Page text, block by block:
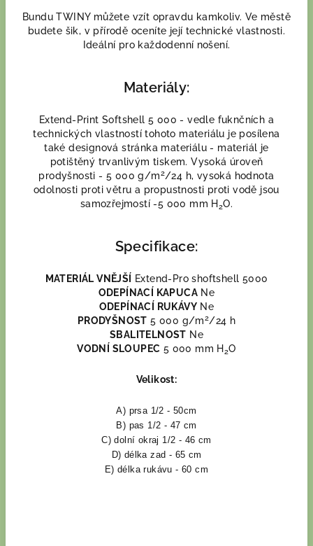
Bundu TWINY můžete vzít opravdu kamkoliv. Ve městě
budete šik, v přírodě oceníte její technické vlastnosti.
Ideální pro každodenní nošení.
Materiály:
Extend-Print Softshell 5 000 - vedle fuknčních a
technických vlastností tohoto materiálu je posílena
také designová stránka materiálu - materiál je
potištěný trvanlivým tiskem. Vysoká úroveň
prodyšnosti - 5 000 g/m2/24 h, vysoká hodnota
odolnosti proti větru a propustnosti proti vodě jsou
samozřejmostí -5 000 mm H 2O.
Specifikace:
MATERIÁL VNĚJŠÍ
Extend-Pro shoftshell 5000
ODEPÍNACÍ KAPUCA Ne
ODEPÍNACÍ RUKÁVY Ne
PRODYŠNOST 5 000 g/m2/24 h
SBALITELNOST Ne
VODNÍ SLOUPEC 5 000 mm H 2O
Velikost:
A) prsa 1/2 - 50cm
B) pas 1/2 - 47 cm
C) dolní okraj 1/2 - 46 cm
D) délka zad - 65 cm
E) délka rukávu - 60 cm